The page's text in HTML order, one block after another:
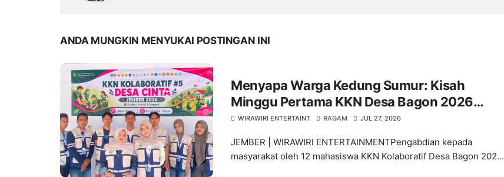
ANDA MUNGKIN MENYUKAI POSTINGAN INI
Menyapa Warga Kedung Sumur: Kisah
Minggu Pertama KKN Desa Bagon 2026
dalam Verval Data Desil 2
WIRAWIRI ENTERTAINT RAGAM JUL 27, 2026
JEMBER | WIRAWIRI ENTERTAINMENTPengabdian kepada
masyarakat oleh 12 mahasiswa KKN Kolaboratif Desa Bagon 202...